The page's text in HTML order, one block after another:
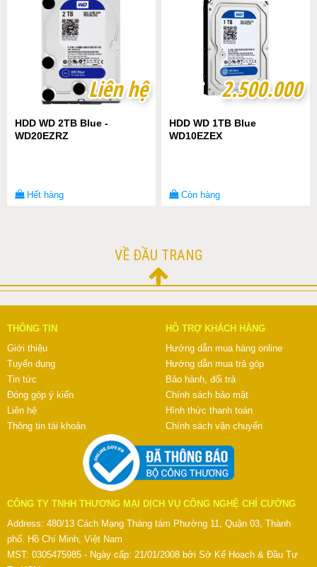
Liên hệ
Liên hệ
HDD WD 2TB Blue -
WD20EZRZ
Hết hàng
2.500.000
2.500.000
HDD WD 1TB Blue
WD10EZEX
Còn hàng
VỀ ĐẦU TRANG
THÔNG TIN
Giới thiệu
Tuyển dụng
Tin tức
Đóng góp ý kiến
Liên hệ
Thông tin tài khoản
HỖ TRỢ KHÁCH HÀNG
Hướng dẫn mua hàng online
Hướng dẫn mua trả góp
Bảo hành, đổi trả
Chính sách bảo mật
Hình thức thanh toán
Chính sách vận chuyển
CÔNG TY TNHH THƯƠNG MẠI DỊCH VỤ CÔNG NGHỆ CHÍ CƯỜNG
Address: 480/13 Cách Mạng Tháng tám Phường 11, Quận 03, Thành
phố. Hồ Chí Minh, Việt Nam
MST: 0305475985 - Ngày cấp: 21/01/2008 bởi Sở Kế Hoạch & Đầu Tư